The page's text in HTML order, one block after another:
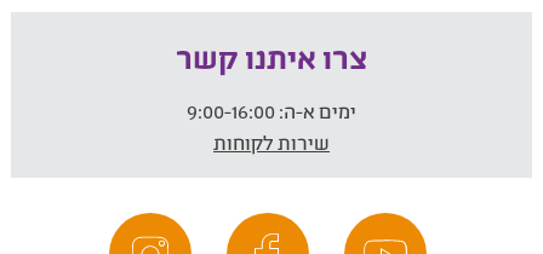
צרו איתנו קשר
ימים א-ה:
שירות לקוחות